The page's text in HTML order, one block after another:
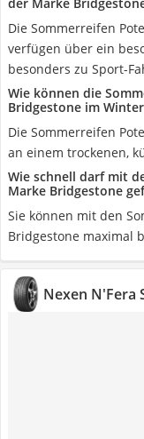
Die Sommerreifen
verfügen über ein
besonders zu Sport-
Wie können die
Bridgestone im
Die Sommerreifen
an einem trockenen,
Wie schnell darf mit
Marke Bridgestone
Sie können mit den
Bridgestone maximal
Nexen N'Fera